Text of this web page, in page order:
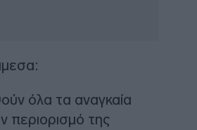
όλα τα αναγκαία
περιορισμό της